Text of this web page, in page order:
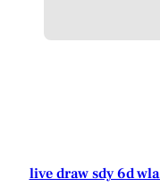
live draw sdy 6d